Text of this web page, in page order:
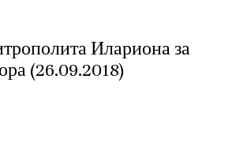
Илариона за
(26.09.2018)